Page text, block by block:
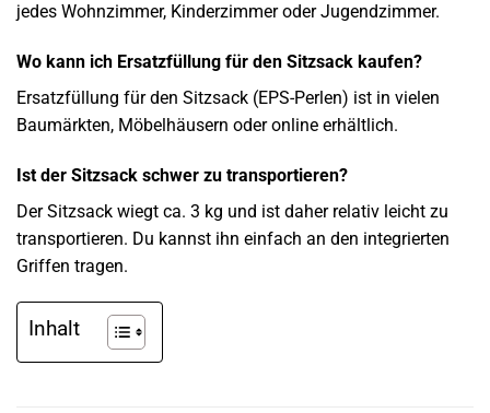
jedes Wohnzimmer, Kinderzimmer oder Jugendzimmer.
Wo kann ich Ersatzfüllung für den Sitzsack kaufen?
Ersatzfüllung für den Sitzsack (EPS-Perlen) ist in vielen
Baumärkten, Möbelhäusern oder online erhältlich.
Ist der Sitzsack schwer zu transportieren?
Der Sitzsack wiegt ca. 3 kg und ist daher relativ leicht zu
transportieren. Du kannst ihn einfach an den integrierten
Griffen tragen.
Inhalt